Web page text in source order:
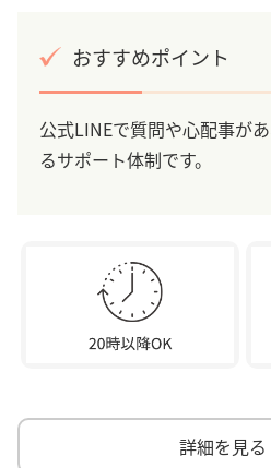
おすすめポイント
公式LINEで質問や心配事が
るサポート体制です。
詳細を見る